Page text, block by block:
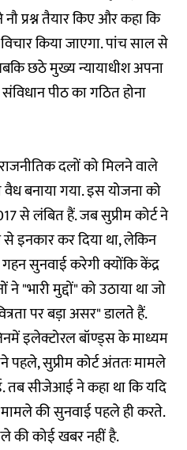
प्रश्न तैयार किए और कहा कि
किया जाएगा. पांच साल से
छठे मुख्य न्यायाधीश अपना
पीठ का गठित होना
राजनीतिक दलों को मिलने वाले
बनाया गया. इस योजना को
से लंबित हैं. जब सुप्रीम कोर्ट ने
से इनकार कर दिया था, लेकिन
सुनवाई करेगी क्योंकि केंद्र
"भारी मुद्दों" को उठाया था जो
पर बड़ा असर" डालते हैं.
इलेक्टोरल बॉण्ड्स के माध्यम
पहले, सुप्रीम कोर्ट अंततः मामले
तब सीजेआई ने कहा था कि यदि
मामले की सुनवाई पहले ही करते.
की कोई खबर नहीं है.